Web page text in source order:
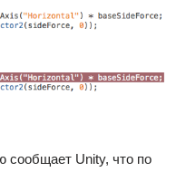
сообщает Unity, что по